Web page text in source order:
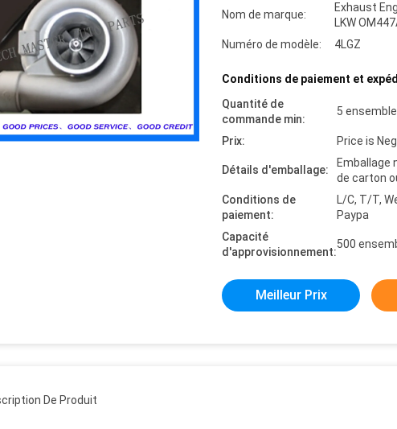
Nom de marque:
Exhaust
LKW
Numéro de modèle:
4LGZ
Conditions de paiement et
Quantité de
commande min:
5
Prix: Price is
Détails d'emballage:
Emballage
de carton
Conditions de
paiement:
L/C, T/T,
Paypa
Capacité
d'approvisionnement:
500
Meilleur Prix
De Produit